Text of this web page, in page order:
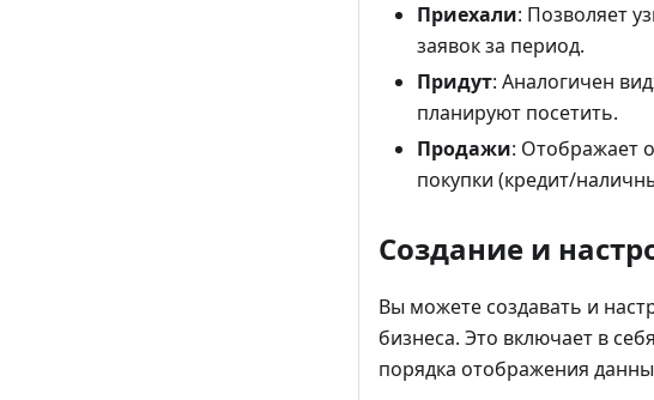
Приехали: Позволяет
заявок за период.
Придут: Аналогичен
планируют посетить.
Продажи: Отображает
покупки (кредит/
Создание и
Вы можете создавать и
бизнеса. Это включает в
порядка отображения